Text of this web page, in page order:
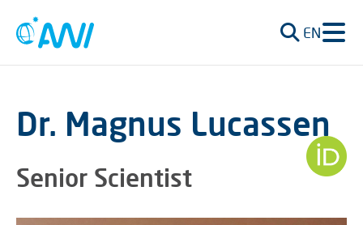
EN
Dr. Magnus Lucassen
Senior Scientist